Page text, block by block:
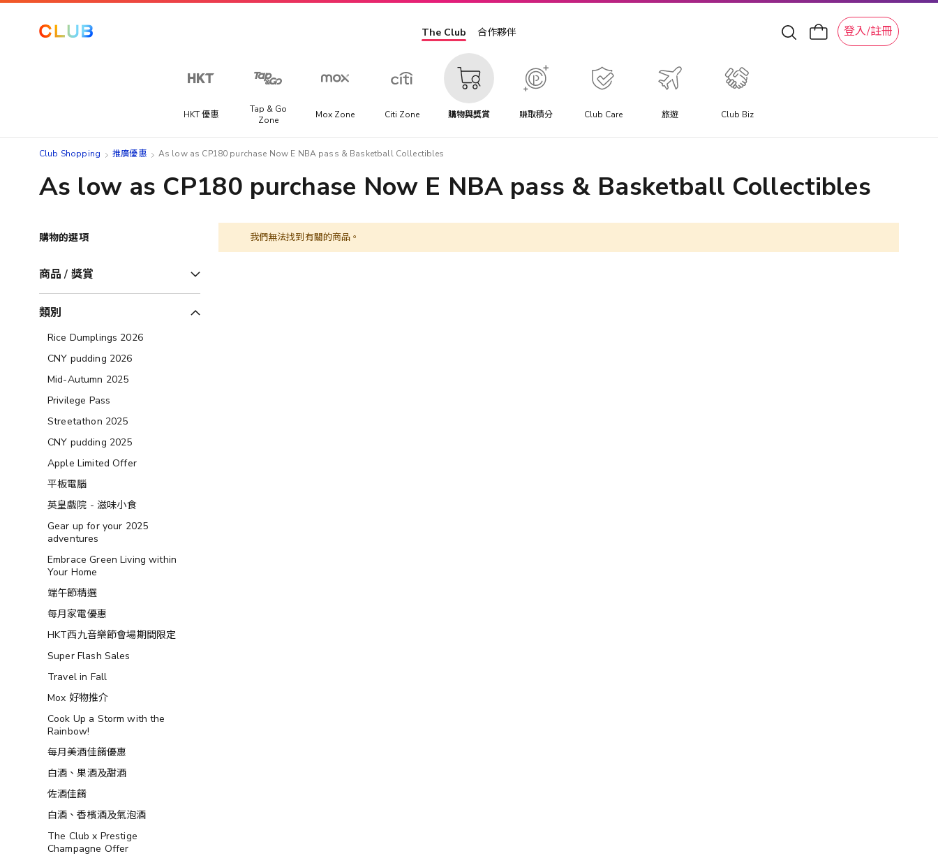
The Club 合作夥伴 登入/註冊
HKT 優惠
Tap & Go
Zone
Mox Zone Citi Zone 購物與獎賞 賺取積分 Club Care 旅遊 Club Biz
Club Shopping 推廣優惠 As low as CP180 purchase Now E NBA pass & Basketball Collectibles
As low as CP180 purchase Now E NBA pass & Basketball Collectibles
我們無法找到有關的商品。
購物的選項
商品 / 獎賞
類別
Rice Dumplings 2026
CNY pudding 2026
Mid-Autumn 2025
Privilege Pass
Streetathon 2025
CNY pudding 2025
Apple Limited Offer
平板電腦
英皇戲院 - 滋味小食
Gear up for your 2025
adventures
Embrace Green Living within
Your Home
端午節精選
每月家電優惠
HKT西九音樂節會場期間限定
Super Flash Sales
Travel in Fall
Mox 好物推介
Cook Up a Storm with the
Rainbow!
每月美酒佳餚優惠
白酒、果酒及甜酒
佐酒佳餚
白酒、香檳酒及氣泡酒
The Club x Prestige
Champagne Offer